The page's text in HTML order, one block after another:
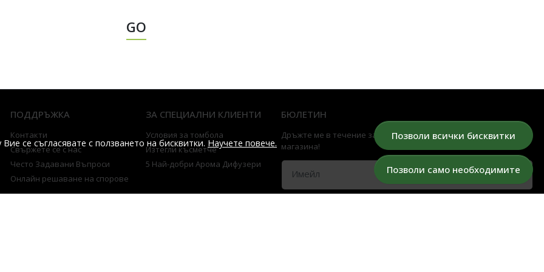
се съгласявате с ползването на бисквитки. Научете повече.
Позволи всички бисквитки
Позволи само необходимите
GO
ПОДДРЪЖКА
Контакти
Свържете се с нас
Често Задавани Въпроси
Онлайн решаване на спорове
ЗА СПЕЦИАЛНИ КЛИЕНТИ
Условия за томбола
Изтегли късметче
5 Най-добри Арома Дифузери
БЮЛЕТИН
Дръжте ме в течение за всички промоции и нови продукти в
магазина!
Имейл